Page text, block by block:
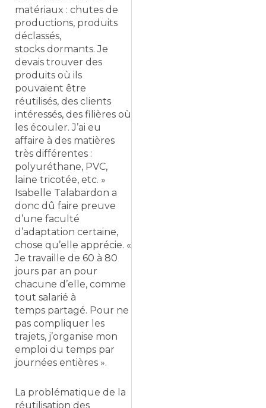
matériaux : chutes de
productions, produits
déclassés,
stocks dormants. Je
devais trouver des
produits où ils
pouvaient être
réutilisés, des clients
intéressés, des filières où
les écouler. J’ai eu
affaire à des matières
très différentes :
polyuréthane, PVC,
laine tricotée, etc. »
Isabelle Talabardon a
donc dû faire preuve
d’une faculté
d’adaptation certaine,
chose qu’elle apprécie. «
Je travaille de 60 à 80
jours par an pour
chacune d’elle, comme
tout salarié à
temps partagé. Pour ne
pas compliquer les
trajets, j’organise mon
emploi du temps par
journées entières ».
La problématique de la
réutilisation des